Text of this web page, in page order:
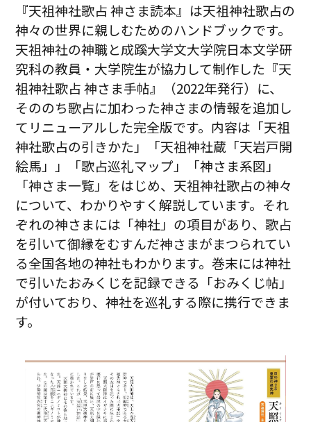
『天祖神社歌占 神さま読本』は天祖神社歌占の
神々の世界に親しむためのハンドブックです。
天祖神社の神職と成蹊大学文大学院日本文学研
究科の教員・大学院生が協力して制作した『天
祖神社歌占 神さま手帖』（2022年発行）に、
そののち歌占に加わった神さまの情報を追加し
てリニューアルした完全版です。内容は「天祖
神社歌占の引きかた」「天祖神社蔵「天岩戸開
絵馬」」「歌占巡礼マップ」「神さま系図」
「神さま一覧」をはじめ、天祖神社歌占の神々
について、わかりやすく解説しています。それ
ぞれの神さまには「神社」の項目があり、歌占
を引いて御縁をむすんだ神さまがまつられてい
る全国各地の神社もわかります。巻末には神社
で引いたおみくじを記録できる「おみくじ帖」
が付いており、神社を巡礼する際に携行できま
す。